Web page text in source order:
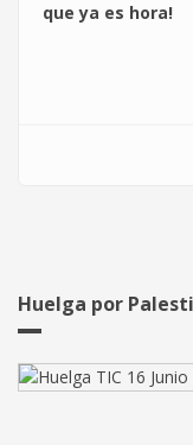
que ya es hora!
Huelga por